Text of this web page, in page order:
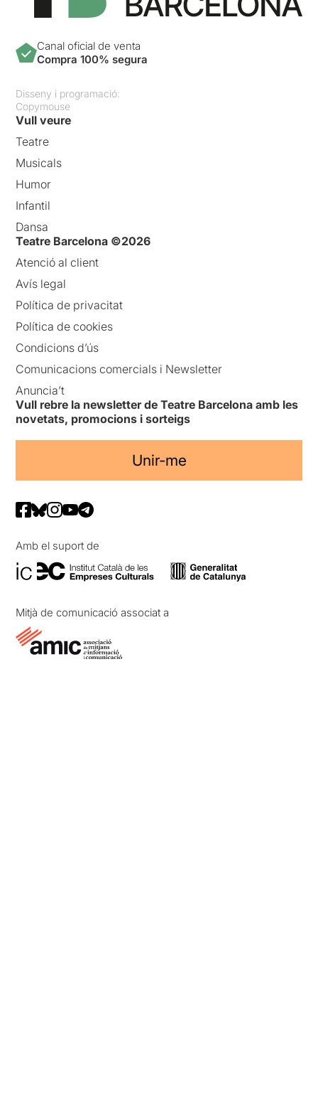
Canal oficial de venta
Compra 100% segura
Disseny i programació:
Copymouse
Vull veure
Teatre
Musicals
Humor
Infantil
Dansa
Teatre Barcelona ©2026
Atenció al client
Avís legal
Política de privacitat
Política de cookies
Condicions d’ús
Comunicacions comercials i Newsletter
Anuncia’t
Vull rebre la newsletter de Teatre Barcelona amb les
novetats, promocions i sorteigs
Unir-me
Amb el suport de
Mitjà de comunicació associat a